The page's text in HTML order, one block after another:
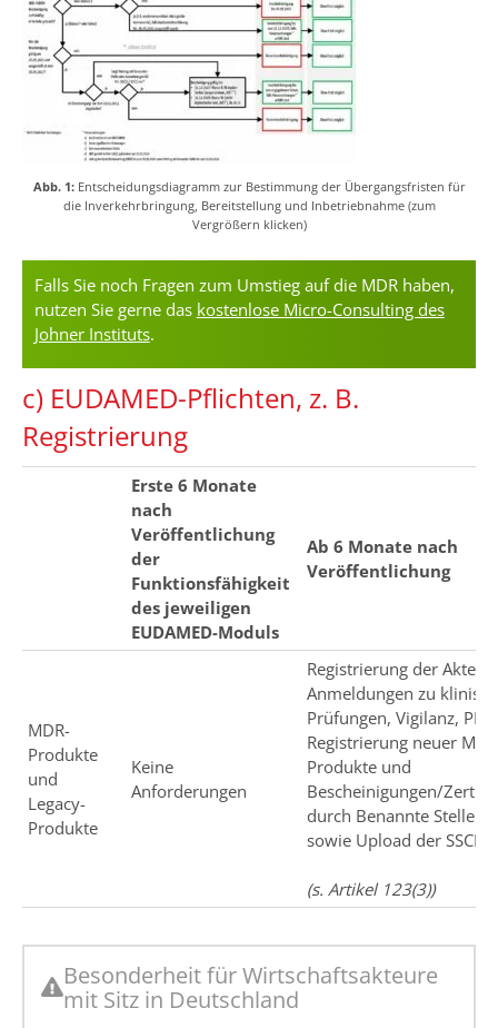
Abb. 1:Entscheidungsdiagramm zur Bestimmung der Übergangsfristen für
die Inverkehrbringung, Bereitstellung und Inbetriebnahme (zum
Vergrößern klicken)
Falls Sie noch Fragen zum Umstieg auf die MDR haben,
nutzen Sie gerne das kostenlose Micro-Consulting des
Johner Instituts.
c) EUDAMED-Pflichten, z. B.
Registrierung
Erste 6 Monate
nach
Veröffentlichung
der
Funktionsfähigkeit
des jeweiligen
EUDAMED-Moduls
Ab 6 Monate nach
Veröffentlichung
MDR-
Produkte
und
Legacy-
Produkte
Keine
Anforderungen
Registrierung der
Anmeldungen zu
Prüfungen, Vigilanz,
Registrierung neuer
Produkte und
Bescheinigungen/
durch Benannte Stellen
sowie Upload der SSCPs
(s. Artikel 123(3))
Besonderheit für Wirtschaftsakteure
mit Sitz in Deutschland